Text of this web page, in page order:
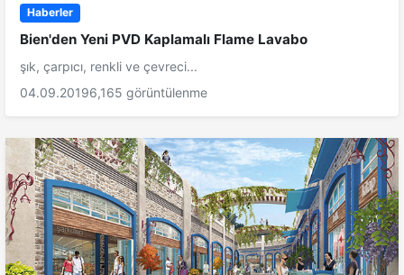
Haberler
Bien'den Yeni PVD Kaplamalı Flame Lavabo
şık, çarpıcı, renkli ve çevreci...
04.09.20196,165 görüntülenme